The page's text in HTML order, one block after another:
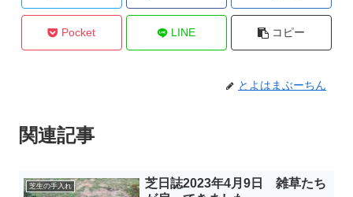
Pocket LINE コピー
とよはまぶーちん
関連記事
芝生の手入れ
芝日誌2023年4月9日 雑草たち